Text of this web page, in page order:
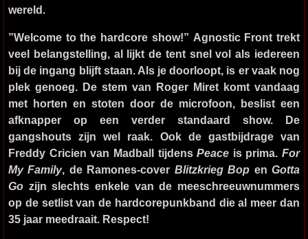
wereld.
”Welcome to the hardcore show!” Agnostic Front trekt
veel belangstelling, al lijkt de tent snel vol als iedereen
bij de ingang blijft staan. Als je doorloopt, is er vaak nog
plek genoeg. De stem van Roger Miret komt vandaag
met horten en stoten door de microfoon, beslist een
afknapper op een verder standaard show. De
gangshouts zijn wel raak. Ook de gastbijdrage van
Freddy Cricien van Madball tijdensPeace is prima. For
My Family, de Ramones-cover Blitzkrieg Bop enGotta
Go zijn slechts enkele van de meeschreeuwnummers
op de setlist van de hardcorepunkband die al meer dan
35 jaar meedraait. Respect!